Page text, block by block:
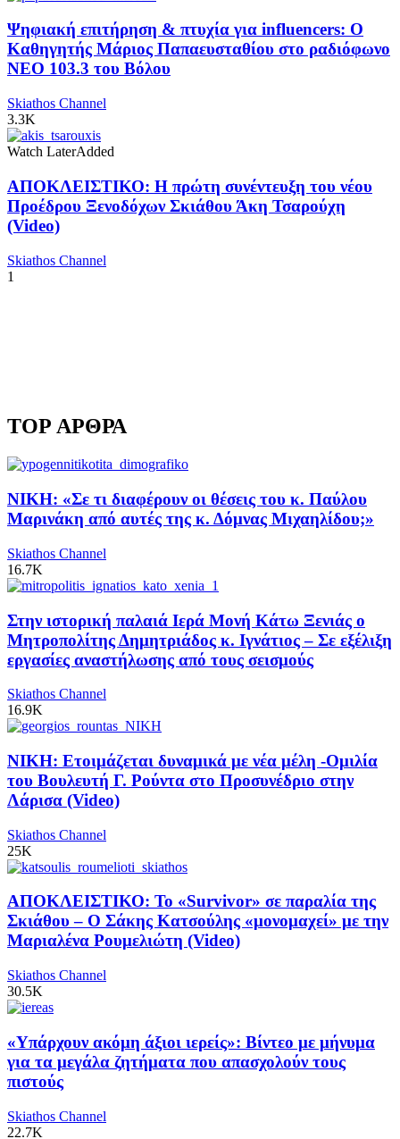
Ψηφιακή επιτήρηση & πτυχία για influencers: Ο
Καθηγητής Μάριος Παπαευσταθίου στο ραδιόφωνο
NEO 103.3 του Βόλου
Skiathos Channel
3.3K
Watch LaterAdded
ΑΠΟΚΛΕΙΣΤΙΚΟ: Η πρώτη συνέντευξη του νέου
Προέδρου Ξενοδόχων Σκιάθου Άκη Τσαρούχη
(Video)
Skiathos Channel
1
TOP ΑΡΘΡΑ
ΝΙΚΗ: «Σε τι διαφέρουν οι θέσεις του κ. Παύλου
Μαρινάκη από αυτές της κ. Δόμνας Μιχαηλίδου;»
Skiathos Channel
16.7K
Στην ιστορική παλαιά Ιερά Μονή Κάτω Ξενιάς ο
Μητροπολίτης Δημητριάδος κ. Ιγνάτιος – Σε εξέλιξη
εργασίες αναστήλωσης από τους σεισμούς
Skiathos Channel
16.9K
ΝΙΚΗ: Ετοιμάζεται δυναμικά με νέα μέλη -Ομιλία
του Βουλευτή Γ. Ρούντα στο Προσυνέδριο στην
Λάρισα (Video)
Skiathos Channel
25K
ΑΠΟΚΛΕΙΣΤΙΚΟ: Το «Survivor» σε παραλία της
Σκιάθου – Ο Σάκης Κατσούλης «μονομαχεί» με την
Μαριαλένα Ρουμελιώτη (Video)
Skiathos Channel
30.5K
«Υπάρχουν ακόμη άξιοι ιερείς»: Βίντεο με μήνυμα
για τα μεγάλα ζητήματα που απασχολούν τους
πιστούς
Skiathos Channel
22.7K